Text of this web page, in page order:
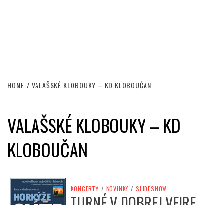
HOME VALAŠSKÉ KLOBOUKY – KD KLOBOUČAN
VALAŠSKÉ KLOBOUKY – KD
KLOBOUČAN
KONCERTY / NOVINKY / SLIDESHOW